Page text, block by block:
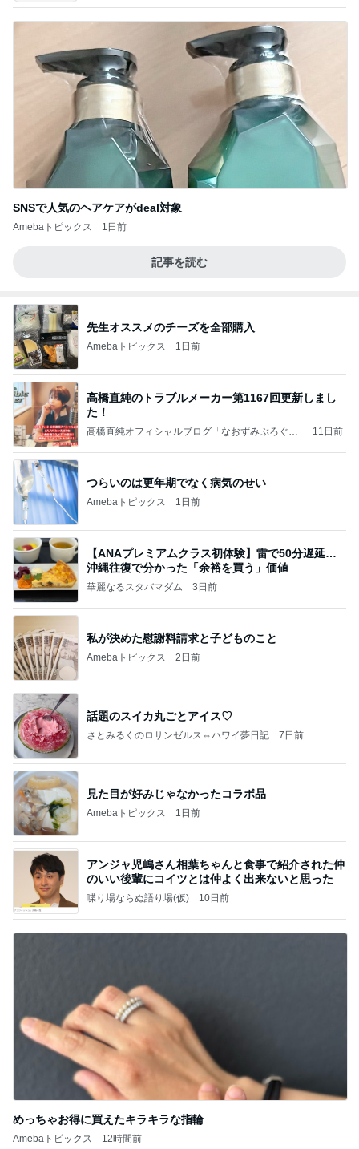
SNSで人気のヘアケアがdeal対象
Amebaトピックス 1日前
記事を読む
先生オススメのチーズを全部購入
Amebaトピックス 1日前
高橋直純のトラブルメーカー第1167回更新しまし
た！
高橋直純オフィシャルブログ「なおずみぶろぐ」
11日前
つらいのは更年期でなく病気のせい
Amebaトピックス 1日前
【ANAプレミアムクラス初体験】雷で50分遅延…
沖縄往復で分かった「余裕を買う」価値
華麗なるスタバマダム 3日前
私が決めた慰謝料請求と子どものこと
Amebaトピックス 2日前
話題のスイカ丸ごとアイス♡
さとみるくのロサンゼルス⇔ハワイ夢日記 7日前
見た目が好みじゃなかったコラボ品
Amebaトピックス 1日前
アンジャ児嶋さん相葉ちゃんと食事で紹介された仲
のいい後輩にコイツとは仲よく出来ないと思った
喋り場ならぬ語り場(仮) 10日前
めっちゃお得に買えたキラキラな指輪
Amebaトピックス 12時間前